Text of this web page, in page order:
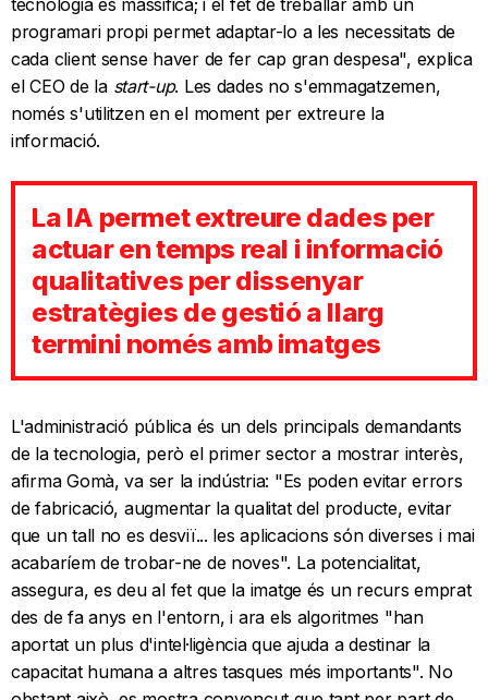
programari propi permet adaptar-lo a les necessitats de
cada client sense haver de fer cap gran despesa", explica
el CEO de la start-up. Les dades no s'emmagatzemen,
només s'utilitzen en el moment per extreure la
informació.
La IA permet extreure dades per
actuar en temps real i informació
qualitatives per dissenyar
estratègies de gestió a llarg
termini només amb imatges
L'administració pública és un dels principals demandants
de la tecnologia, però el primer sector a mostrar interès,
afirma Gomà, va ser la indústria: "Es poden evitar errors
de fabricació, augmentar la qualitat del producte, evitar
que un tall no es desviï... les aplicacions són diverses i mai
acabaríem de trobar-ne de noves". La potencialitat,
assegura, es deu al fet que la imatge és un recurs emprat
des de fa anys en l'entorn, i ara els algoritmes "han
aportat un plus d'intel·ligència que ajuda a destinar la
capacitat humana a altres tasques més importants". No